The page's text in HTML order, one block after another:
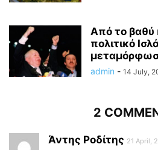
Από το βαθύ
πολιτικό
admin - 14 July,
2
Άντης Ροδίτης 21 April,